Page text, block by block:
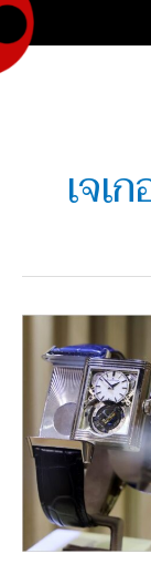
Skip
to
content
เจเ
ตำนาน!
พบ
กับ
‘Reverso
Stories’
Travelling
Collection